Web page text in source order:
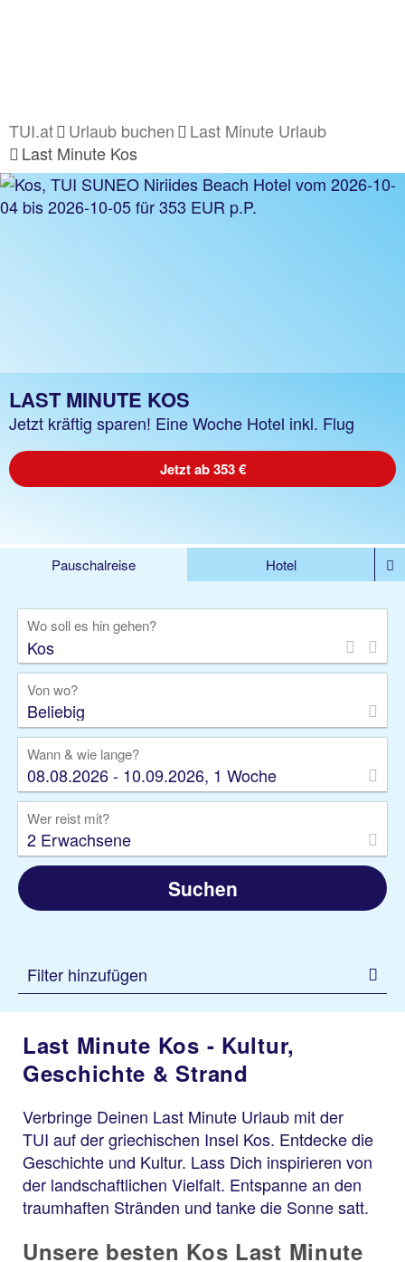
TUI.at Urlaub buchen
Last Minute Urlaub
Last Minute Kos
LAST MINUTE KOS
Jetzt kräftig sparen! Eine Woche Hotel inkl. Flug
Jetzt ab 353 €
Pauschalreise
Hotel
Rundreise
Kreuzfahrt
Gruppenreise
Camper Privattransfer
Wo soll es hin gehen?
Von wo?
Beliebig
Wann & wie lange?
08.08.2026 - 10.09.2026, 1 Woche
Wer reist mit?
2 Erwachsene
Suchen
Filter hinzufügen
Last Minute Kos - Kultur,
Geschichte & Strand
Verbringe Deinen Last Minute Urlaub mit der
TUI auf der griechischen Insel Kos. Entdecke die
Geschichte und Kultur. Lass Dich inspirieren von
der landschaftlichen Vielfalt. Entspanne an den
traumhaften Stränden und tanke die Sonne satt.
Unsere besten Kos Last Minute